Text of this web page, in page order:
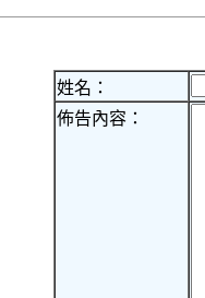
姓名：
佈告內容：